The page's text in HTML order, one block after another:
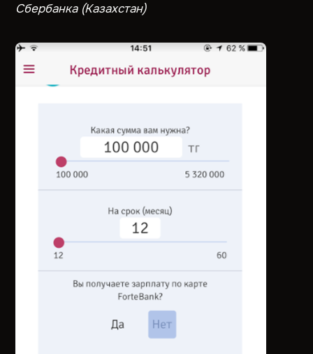
Сбербанка (Казахстан)